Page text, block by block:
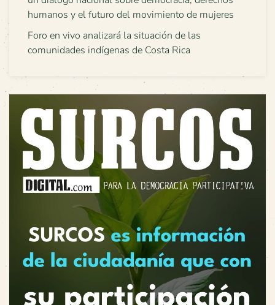
humanos y el futuro del movimiento de mujeres
Foro en vivo analizará la situación de las
comunidades indígenas de Costa Rica